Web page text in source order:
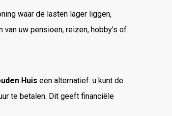
waar de lasten lager liggen,
uw pensioen, reizen, hobby’s of
Huis een alternatief: u kunt de
te betalen. Dit geeft financiële